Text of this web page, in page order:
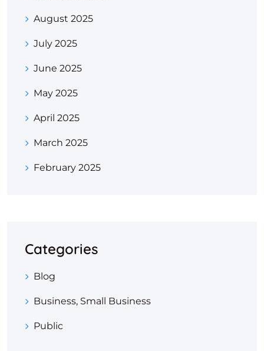
August 2025
July 2025
June 2025
May 2025
April 2025
March 2025
February 2025
Categories
Blog
Business, Small Business
Public